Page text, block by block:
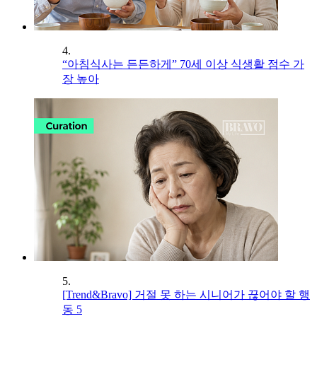
4.
“아침식사는 든든하게” 70세 이상 식생활 점수 가
장 높아
5.
[Trend&Bravo] 거절 못 하는 시니어가 끊어야 할 행
동 5